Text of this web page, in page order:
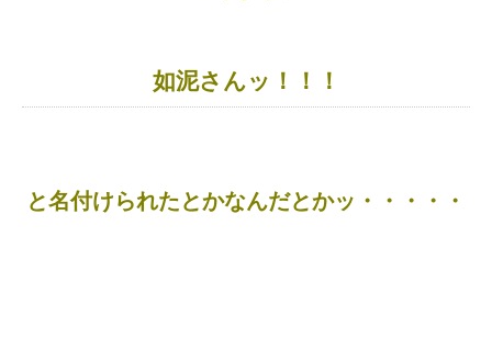
如泥さんッ！！！
と名付けられたとかなんだとかッ・・・・・